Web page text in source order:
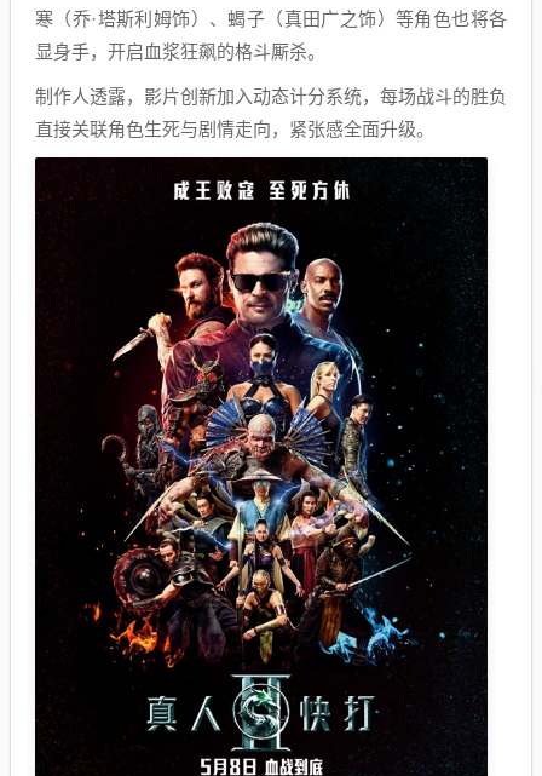
寒（乔·塔斯利姆饰）、蝎子（真田广之饰）等角色也将各
显身手，开启血浆狂飙的格斗厮杀。
制作人透露，影片创新加入动态计分系统，每场战斗的胜负
直接关联角色生死与剧情走向，紧张感全面升级。